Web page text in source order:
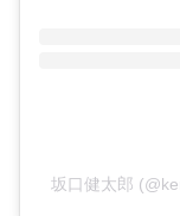
坂口健太郎